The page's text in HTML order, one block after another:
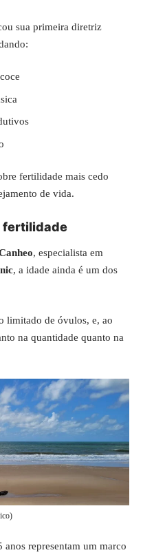
sua primeira diretriz
fertilidade mais cedo
de vida.
fertilidade
, especialista em
, a idade ainda é um dos
limitado de óvulos, e, ao
na quantidade quanto na
representam um marco